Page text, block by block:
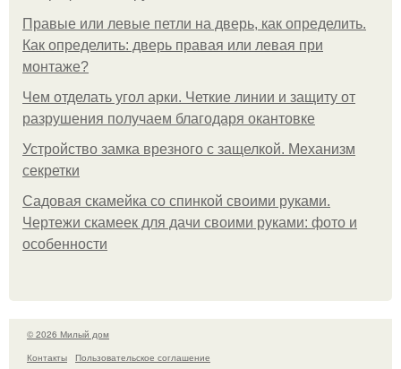
Правые или левые петли на дверь, как определить.
Как определить: дверь правая или левая при
монтаже?
Чем отделать угол арки. Четкие линии и защиту от
разрушения получаем благодаря окантовке
Устройство замка врезного с защелкой. Механизм
секретки
Садовая скамейка со спинкой своими руками.
Чертежи скамеек для дачи своими руками: фото и
особенности
© 2026 Милый дом
Контакты
Пользовательское соглашение